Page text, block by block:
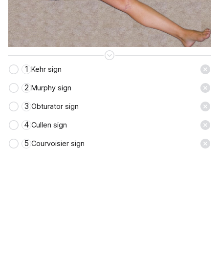
저장
1 Kehr sign
2 Murphy sign
3 Obturator sign
4 Cullen sign
5 Courvoisier sign